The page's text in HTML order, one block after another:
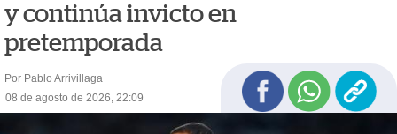
y continúa invicto en
pretemporada
Por Pablo Arrivillaga
08 de agosto de 2026, 22:09